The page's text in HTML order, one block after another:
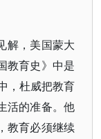
解，美国蒙大
教育史》中是
，杜威把教育
活的准备。他
教育必须继续